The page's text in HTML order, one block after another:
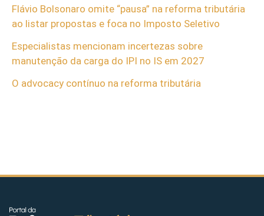
Flávio Bolsonaro omite “pausa” na reforma tributária
ao listar propostas e foca no Imposto Seletivo
Especialistas mencionam incertezas sobre
manutenção da carga do IPI no IS em 2027
O advocacy contínuo na reforma tributária